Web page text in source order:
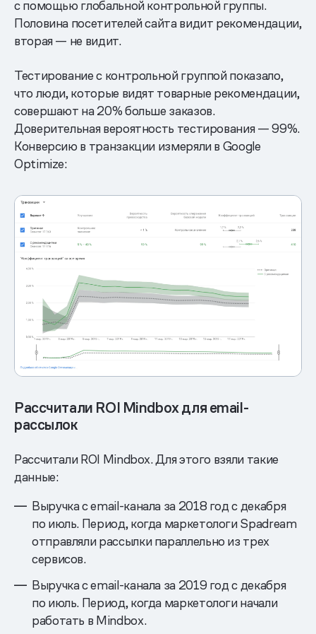
с помощью глобальной контрольной группы.
Половина посетителей сайта видит рекомендации,
вторая — не видит.
Тестирование с контрольной группой показало,
что люди, которые видят товарные рекомендации,
совершают на 20% больше заказов.
Доверительная вероятность тестирования — 99%.
Конверсию в транзакции измеряли в Google
Optimize:
Рассчитали ROI Mindbox для email-
рассылок
Рассчитали ROI Mindbox. Для этого взяли такие
данные:
Выручка с email-канала за 2018 год с декабря
по июль. Период, когда маркетологи Spadream
отправляли рассылки параллельно из трех
сервисов.
Выручка с email-канала за 2019 год с декабря
по июль. Период, когда маркетологи начали
работать в Mindbox.